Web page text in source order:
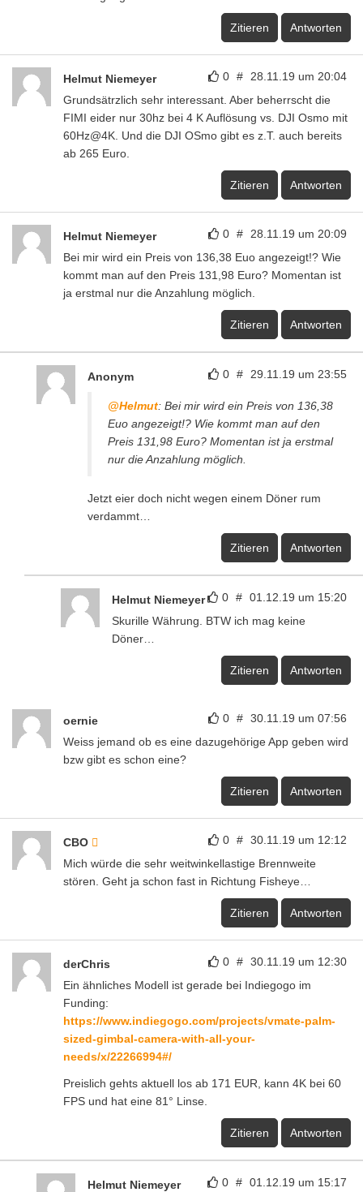
Zitieren Antworten
0 # 28.11.19 um 20:04
Helmut Niemeyer
Grundsätrzlich sehr interessant. Aber beherrscht die
FIMI eider nur 30hz bei 4 K Auflösung vs. DJI Osmo mit
60Hz@4K. Und die DJI OSmo gibt es z.T. auch bereits
ab 265 Euro.
Zitieren Antworten
0 # 28.11.19 um 20:09
Helmut Niemeyer
Bei mir wird ein Preis von 136,38 Euo angezeigt!? Wie
kommt man auf den Preis 131,98 Euro? Momentan ist
ja erstmal nur die Anzahlung möglich.
Zitieren Antworten
0 # 29.11.19 um 23:55
Anonym
@Helmut: Bei mir wird ein Preis von 136,38
Euo angezeigt!? Wie kommt man auf den
Preis 131,98 Euro? Momentan ist ja erstmal
nur die Anzahlung möglich.
Jetzt eier doch nicht wegen einem Döner rum
verdammt…
Zitieren Antworten
0 # 01.12.19 um 15:20
Helmut Niemeyer
Skurille Währung. BTW ich mag keine
Döner…
Zitieren Antworten
0 # 30.11.19 um 07:56
oernie
Weiss jemand ob es eine dazugehörige App geben wird
bzw gibt es schon eine?
Zitieren Antworten
0 # 30.11.19 um 12:12
CBO
Mich würde die sehr weitwinkellastige Brennweite
stören. Geht ja schon fast in Richtung Fisheye…
Zitieren Antworten
0 # 30.11.19 um 12:30
derChris
Ein ähnliches Modell ist gerade bei Indiegogo im
Funding:
https://www.indiegogo.com/projects/vmate-palm-
sized-gimbal-camera-with-all-your-
needs/x/22266994#/
Preislich gehts aktuell los ab 171 EUR, kann 4K bei 60
FPS und hat eine 81° Linse.
Zitieren Antworten
0 # 01.12.19 um 15:17
Helmut Niemeyer